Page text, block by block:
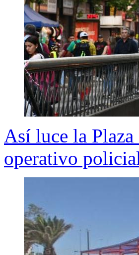
Así luce la Plaza
operativo